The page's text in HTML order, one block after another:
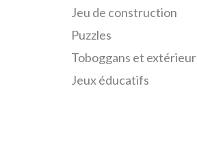
Jeu de construction
Puzzles
Toboggans et extérieur
Jeux éducatifs